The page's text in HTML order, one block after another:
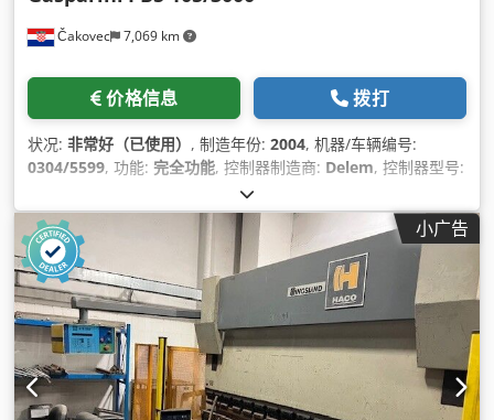
Čakovec 7,069 km
价格信息 拨打
状况: 非常好（已使用） , 制造年份: 2004, 机器/车辆编号:
0304/5599, 功能: 完全功能, 控制器制造商: Delem, 控制器型号:
, 最大弯曲力:
控系统, 自动化程度:自动, 轴数:4, 冠形类型:数控, 驱动类型:液
压, 设备: CE标志, 文档 / 手册, 欧洲工具夹紧系统, 小广告